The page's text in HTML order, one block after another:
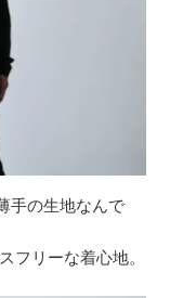
手の生地なんで
フリーな着心地。